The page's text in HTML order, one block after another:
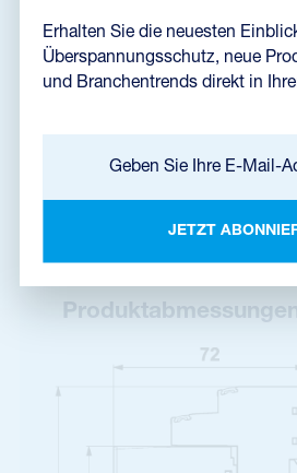
Abmessungen dxf
Datenblatt
Erhalten Sie die neuesten
Überspannungsschutz, neue
und Branchentrends direkt in
Geben Sie Ihre E-Mail-
JETZT